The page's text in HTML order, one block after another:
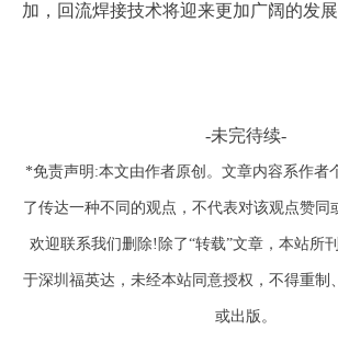
加，回流焊接技术将迎来更加广阔的发展
-未完待续-
*免责声明:本文由作者原创。文章内容系作者
了传达一种不同的观点，不代表对该观点赞同
欢迎联系我们删除!除了“转载”文章，本站所
于深圳福英达，未经本站同意授权，不得重制
或出版。